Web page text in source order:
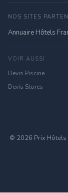
NOS SITES
Annuaire Hôtels
VOIR AUSSI
Devis Piscine
Devis Stores
© 2026 Prix